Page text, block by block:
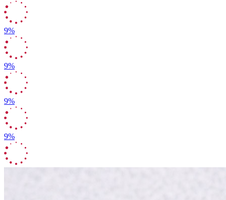
9%
9%
9%
9%